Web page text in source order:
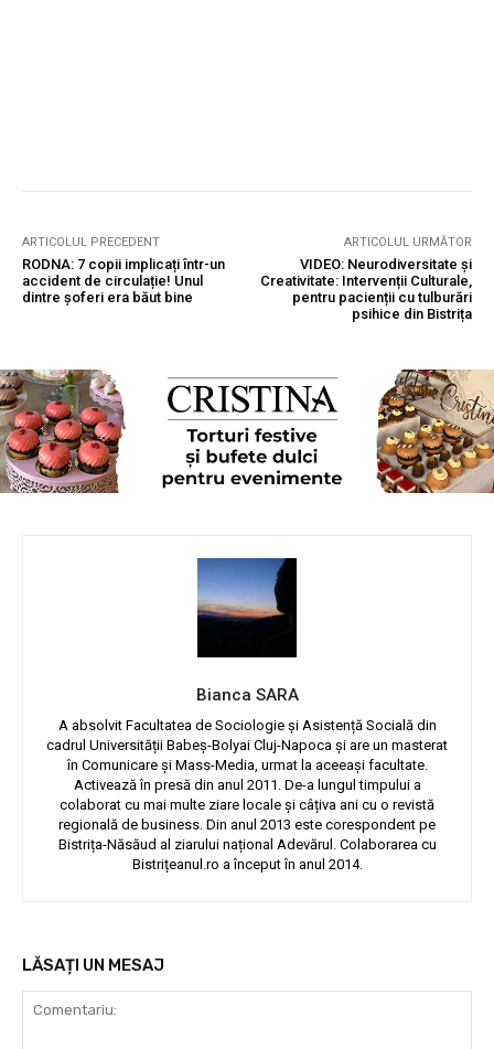
ARTICOLUL PRECEDENT
RODNA: 7 copii implicați într-un
accident de circulație! Unul
dintre șoferi era băut bine
ARTICOLUL URMĂTOR
VIDEO: Neurodiversitate și
Creativitate: Intervenții Culturale,
pentru pacienții cu tulburări
psihice din Bistrița
Bianca SARA
A absolvit Facultatea de Sociologie și Asistență Socială din
cadrul Universității Babeș-Bolyai Cluj-Napoca și are un masterat
în Comunicare și Mass-Media, urmat la aceeași facultate.
Activează în presă din anul 2011. De-a lungul timpului a
colaborat cu mai multe ziare locale și câțiva ani cu o revistă
regională de business. Din anul 2013 este corespondent pe
Bistrița-Năsăud al ziarului național Adevărul. Colaborarea cu
Bistrițeanul.ro a început în anul 2014.
LĂSAȚI UN MESAJ